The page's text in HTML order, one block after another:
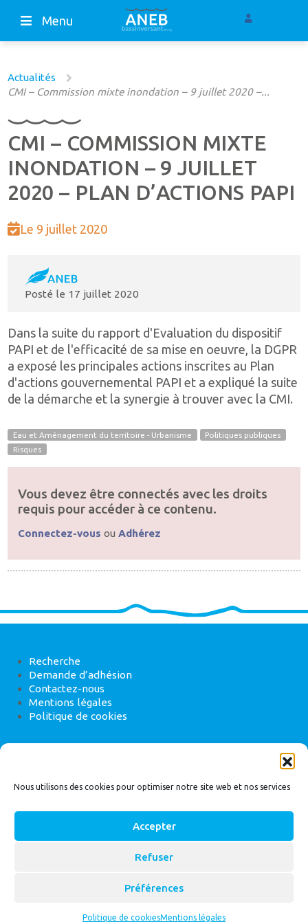
Nous utilisons des cookies pour optimiser notre site web et nos services
Accepter
Refuser
Préférences
Politique de cookiesMentions légales
Menu
Actualités
CMI – Commission mixte inondation – 9 juillet 2020 –...
CMI – COMMISSION MIXTE
INONDATION – 9 JUILLET
2020 – PLAN D’ACTIONS PAPI
Le 9 juillet 2020
Posté le 17 juillet 2020
Dans la suite du rapport d'Evaluation du dispositif
PAPI et de l'efficacité de sa mise en oeuvre, la DGPR
a exposé les principales actions inscrites au Plan
d'actions gouvernemental PAPI et a expliqué la suite
de la démarche et la synergie à trouver avec la CMI.
Eau et Aménagement du territoire - Urbanisme
Politiques publiques
Risques
Vous devez être connectés avec les droits
requis pour accéder à ce contenu.
Connectez-vous ouAdhérez
Recherche
Demande d’adhésion
Contactez-nous
Mentions légales
Politique de cookies